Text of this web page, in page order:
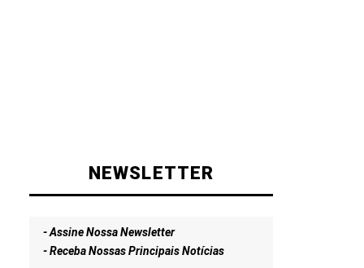
NEWSLETTER
- Assine Nossa Newsletter
- Receba Nossas Principais Notícias